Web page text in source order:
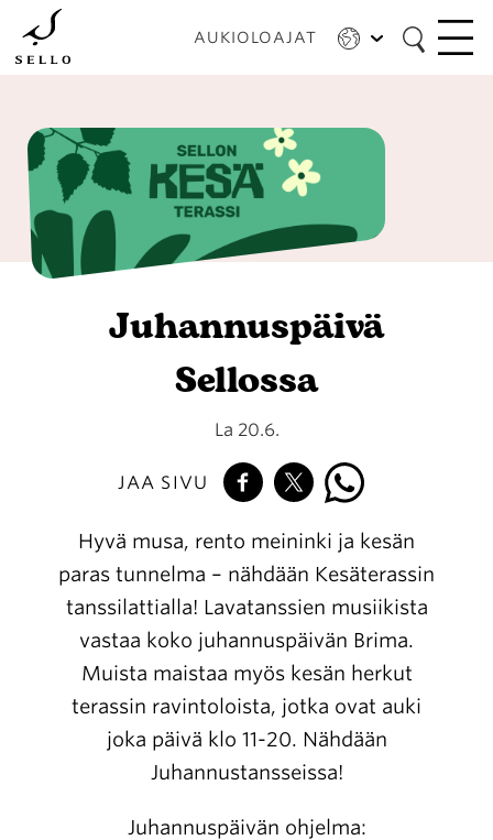
Hyppää
pääsisältöön
AUKIOLOAJAT
Juhannuspäivä
Sellossa
La 20.6.
JAA SIVU
Hyvä musa, rento meininki ja kesän
paras tunnelma – nähdään Kesäterassin
tanssilattialla! Lavatanssien musiikista
vastaa koko juhannuspäivän Brima.
Muista maistaa myös kesän herkut
terassin ravintoloista, jotka ovat auki
joka päivä klo 11-20. Nähdään
Juhannustansseissa!
Juhannuspäivän ohjelma: